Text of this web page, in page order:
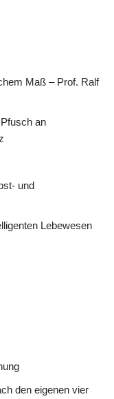
Maß – Prof. Ralf
an
und
Lebewesen
den eigenen vier